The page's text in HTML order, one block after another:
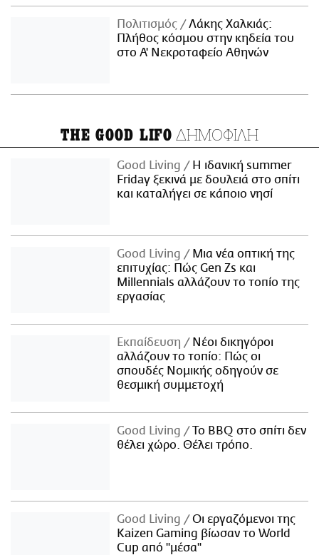
Πολιτισμός
Λάκης Χαλκιάς:
Πλήθος κόσμου στην κηδεία του
στο Α' Νεκροταφείο Αθηνών
THE GOOD LIFO ΔΗΜΟΦΙΛΗ
Good Living
Η ιδανική summer
Friday ξεκινά με δουλειά στο σπίτι
και καταλήγει σε κάποιο νησί
Good Living
Μια νέα οπτική της
επιτυχίας: Πώς Gen Zs και
Millennials αλλάζουν το τοπίο της
εργασίας
Εκπαίδευση
Νέοι δικηγόροι
αλλάζουν το τοπίο: Πώς οι
σπουδές Νομικής οδηγούν σε
θεσμική συμμετοχή
Good Living
Το BBQ στο σπίτι δεν
θέλει χώρο. Θέλει τρόπο.
Good Living
Οι εργαζόμενοι της
Kaizen Gaming βίωσαν το World
Cup από "μέσα"